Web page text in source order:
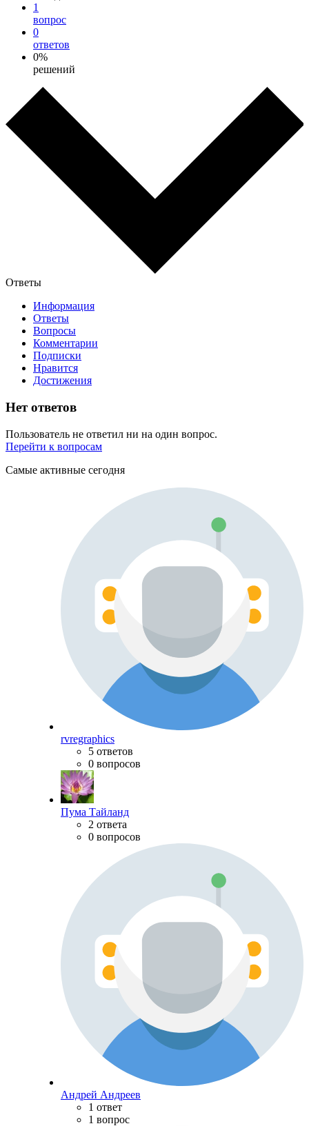
1
вопрос
0
ответов
0%
решений
Ответы
Информация
Ответы
Вопросы
Комментарии
Подписки
Нравится
Достижения
Нет ответов
Пользователь не ответил ни на один вопрос.
Перейти к вопросам
Самые активные сегодня
rvregraphics
5 ответов
0 вопросов
Пума Тайланд
2 ответа
0 вопросов
Андрей Андреев
1 ответ
1 вопрос